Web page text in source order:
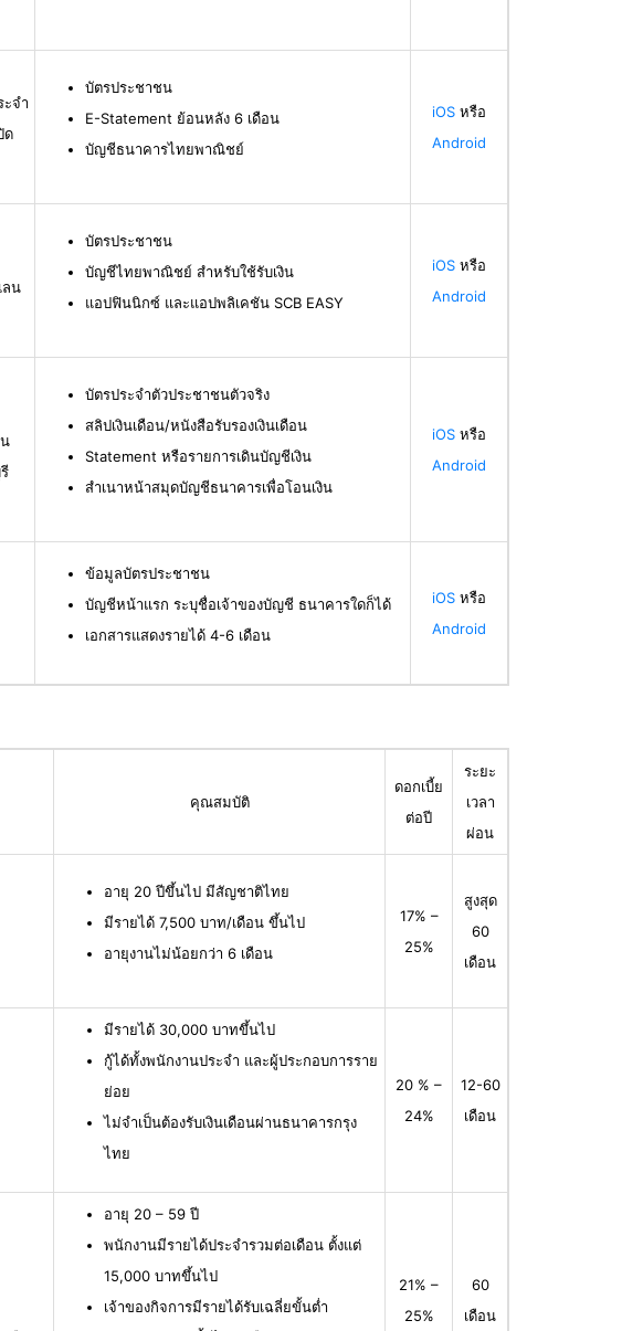
จำ
ด
บัตรประชาชน
E-Statement ย้อนหลัง 6 เดือน
บัญชีธนาคารไทยพาณิชย์
iOS หรือ
Android
ลน
บัตรประชาชน
บัญชีไทยพาณิชย์ สำหรับใช้รับเงิน
แอปฟินนิกซ์ และแอปพลิเคชัน SCB EASY
iOS หรือ
Android
บัตรประจำตัวประชาชนตัวจริง
สลิปเงินเดือน/หนังสือรับรองเงินเดือน
Statement หรือรายการเดินบัญชีเงิน
สำเนาหน้าสมุดบัญชีธนาคารเพื่อโอนเงิน
iOS หรือ
Android
ข้อมูลบัตรประชาชน
บัญชีหน้าแรก ระบุชื่อเจ้าของบัญชี ธนาคารใดก็ได้
เอกสารแสดงรายได้ 4-6 เดือน
iOS หรือ
Android
คุณสมบัติ
ดอกเบี้ย
ต่อปี
ระยะ
เวลา
ผ่อน
อายุ 20 ปีขึ้นไป มีสัญชาติไทย
มีรายได้ 7,500 บาท/เดือน ขึ้นไป
อายุงานไม่น้อยกว่า 6 เดือน
17% –
25%
สูงสุด
60
เดือน
มีรายได้ 30,000 บาทขึ้นไป
กู้ได้ทั้งพนักงานประจำ และผู้ประกอบการราย
ย่อย
ไม่จำเป็นต้องรับเงินเดือนผ่านธนาคารกรุง
ไทย
20 % –
24%
12-60
เดือน
อายุ 20 – 59 ปี
พนักงานมีรายได้ประจำรวมต่อเดือน ตั้งแต่
15,000 บาทขึ้นไป
เจ้าของกิจการมีรายได้รับเฉลี่ยขั้นต่ำ
21% –
25%
60
เดือน